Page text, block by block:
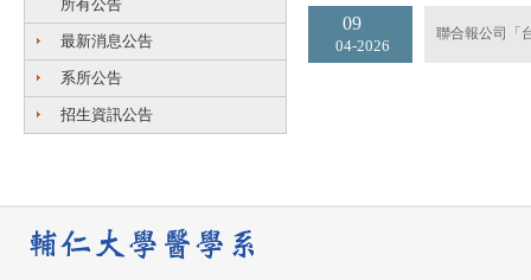
所有公告
最新消息公告
系所公告
招生資訊公告
04 2026
09 聯合報公司「